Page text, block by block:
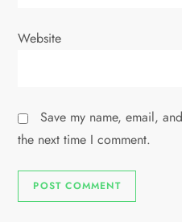
Website
Save my name, email,
the next time I comment.